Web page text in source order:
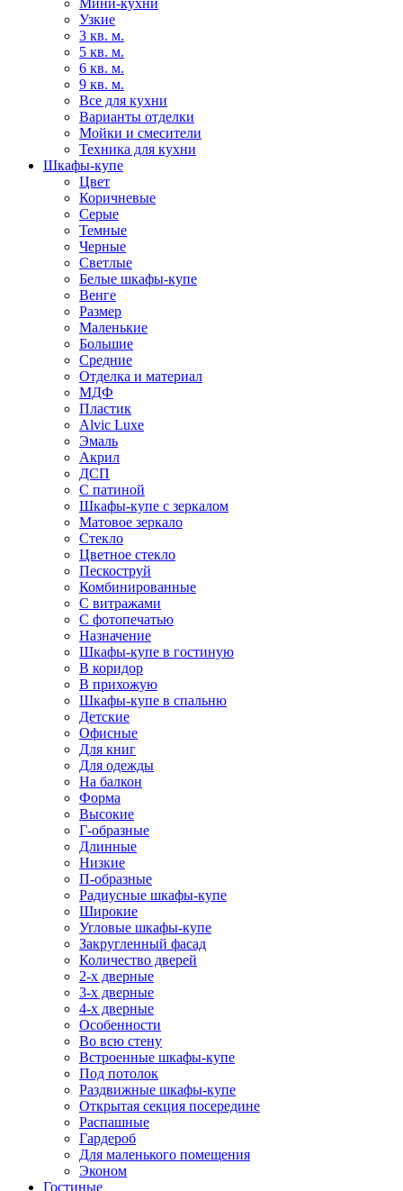
Мини-кухни
Узкие
3 кв. м.
5 кв. м.
6 кв. м.
9 кв. м.
Все для кухни
Варианты отделки
Мойки и смесители
Техника для кухни
Шкафы-купе
Цвет
Коричневые
Серые
Темные
Черные
Светлые
Белые шкафы-купе
Венге
Размер
Маленькие
Большие
Средние
Отделка и материал
МДФ
Пластик
Alvic Luxe
Эмаль
Акрил
ДСП
С патиной
Шкафы-купе с зеркалом
Матовое зеркало
Стекло
Цветное стекло
Пескоструй
Комбинированные
С витражами
С фотопечатью
Назначение
Шкафы-купе в гостиную
В коридор
В прихожую
Шкафы-купе в спальню
Детские
Офисные
Для книг
Для одежды
На балкон
Форма
Высокие
Г-образные
Длинные
Низкие
П-образные
Радиусные шкафы-купе
Широкие
Угловые шкафы-купе
Закругленный фасад
Количество дверей
2-х дверные
3-х дверные
4-х дверные
Особенности
Во всю стену
Встроенные шкафы-купе
Под потолок
Раздвижные шкафы-купе
Открытая секция посередине
Распашные
Гардероб
Для маленького помещения
Эконом
Гостиные